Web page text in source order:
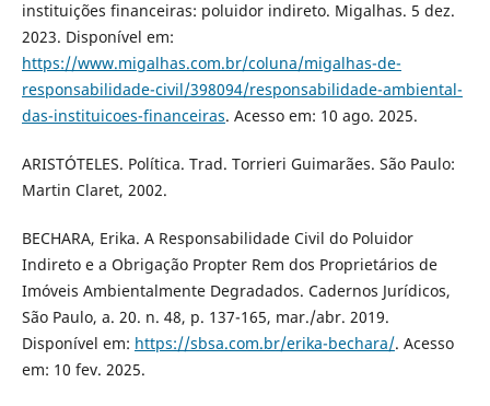
instituições financeiras: poluidor indireto. Migalhas. 5 dez.
2023. Disponível em:
https://www.migalhas.com.br/coluna/migalhas-de-
responsabilidade-civil/398094/responsabilidade-ambiental-
das-instituicoes-financeiras. Acesso em: 10 ago. 2025.
ARISTÓTELES. Política. Trad. Torrieri Guimarães. São Paulo:
Martin Claret, 2002.
BECHARA, Erika. A Responsabilidade Civil do Poluidor
Indireto e a Obrigação Propter Rem dos Proprietários de
Imóveis Ambientalmente Degradados. Cadernos Jurídicos,
São Paulo, a. 20. n. 48, p. 137-165, mar./abr. 2019.
Disponível em: https://sbsa.com.br/erika-bechara/. Acesso
em: 10 fev. 2025.